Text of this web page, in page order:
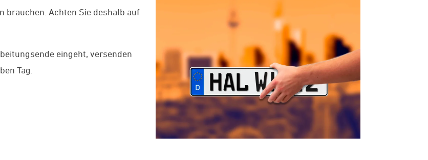
brauchen. Achten Sie deshalb auf
eingeht, versenden
Tag.